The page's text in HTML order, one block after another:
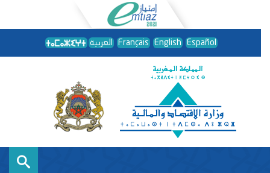
العربية Français English Español